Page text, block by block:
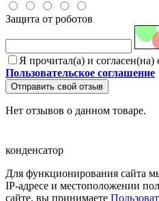
Защита от роботов
Я прочитал(а) и согласен(на)
Пользовательское соглашение
Отправить свой отзыв
Нет отзывов о данном товаре.
конденсатор
Для функционирования сайта
IP-адресе и местоположении
сайте, вы принимаете